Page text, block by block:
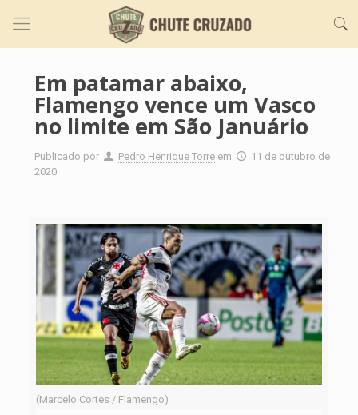
Em patamar abaixo,
Flamengo vence um Vasco
no limite em São Januário
Publicado por Pedro Henrique Torre em
11 de outubro de
2020
(Marcelo Cortes / Flamengo)